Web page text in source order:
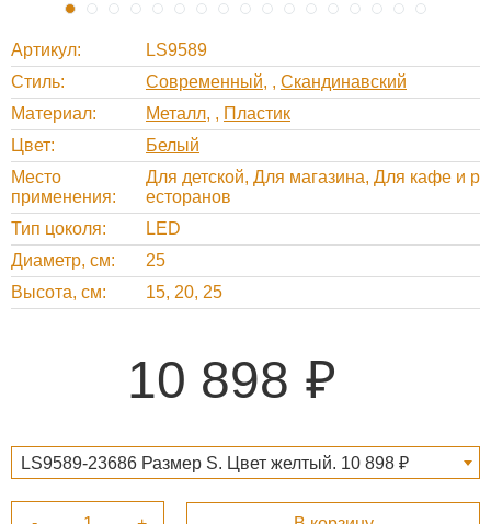
Артикул
LS9589
Стиль
Современный , Скандинавский
Материал
Металл , Пластик
Цвет
Белый
Место
применения
Для детской, Для магазина, Для кафе и р
есторанов
Тип цоколя
LED
Диаметр, см
25
Высота, см
15, 20, 25
10 898
LS9589-23686 Размер S. Цвет желтый. 10 898 ₽